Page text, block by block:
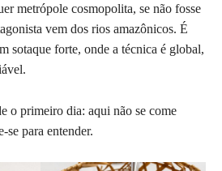
metrópole cosmopolita, se não fosse
vem dos rios amazônicos. É
sotaque forte, onde a técnica é global,
o primeiro dia: aqui não se come
se para entender.